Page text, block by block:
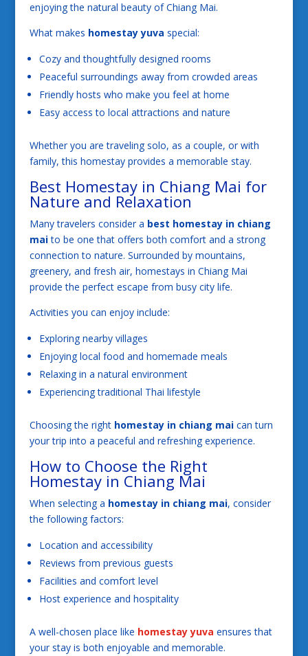
enjoying the natural beauty of Chiang Mai.
What makes homestay yuva special:
Cozy and thoughtfully designed rooms
Peaceful surroundings away from crowded areas
Friendly hosts who make you feel at home
Easy access to local attractions and nature
Whether you are traveling solo, as a couple, or with
family, this homestay provides a memorable stay.
Best Homestay in Chiang Mai for
Nature and Relaxation
Many travelers consider a best homestay in chiang
maito be one that offers both comfort and a strong
connection to nature. Surrounded by mountains,
greenery, and fresh air, homestays in Chiang Mai
provide the perfect escape from busy city life.
Activities you can enjoy include:
Exploring nearby villages
Enjoying local food and homemade meals
Relaxing in a natural environment
Experiencing traditional Thai lifestyle
Choosing the right homestay in chiang maican turn
your trip into a peaceful and refreshing experience.
How to Choose the Right
Homestay in Chiang Mai
When selecting a homestay in chiang mai, consider
the following factors:
Location and accessibility
Reviews from previous guests
Facilities and comfort level
Host experience and hospitality
A well-chosen place like homestay yuva ensures that
your stay is both enjoyable and memorable.